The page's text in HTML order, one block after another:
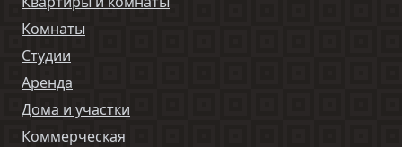
Комнаты
Студии
Аренда
Дома и участки
Коммерческая